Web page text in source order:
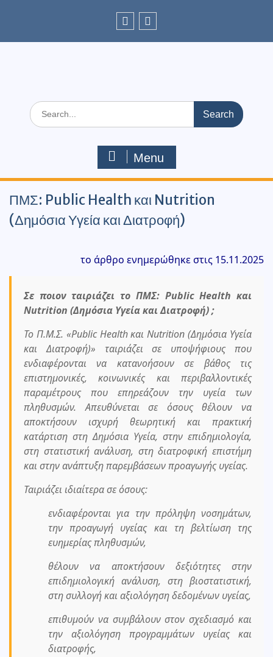
Search
for:
Menu
ΠΜΣ: Public Health και Nutrition
(Δημόσια Υγεία και Διατροφή)
το άρθρο ενημερώθηκε στις 15.11.2025
Σε ποιον ταιριάζει το ΠΜΣ: Public Health και
Nutrition (Δημόσια Υγεία και Διατροφή) ;
Το Π.Μ.Σ. «Public Health και Nutrition (Δημόσια Υγεία
και Διατροφή)» ταιριάζει σε υποψήφιους που
ενδιαφέρονται να κατανοήσουν σε βάθος τις
επιστημονικές, κοινωνικές και περιβαλλοντικές
παραμέτρους που επηρεάζουν την υγεία των
πληθυσμών. Απευθύνεται σε όσους θέλουν να
αποκτήσουν ισχυρή θεωρητική και πρακτική
κατάρτιση στη Δημόσια Υγεία, στην επιδημιολογία,
στη στατιστική ανάλυση, στη διατροφική επιστήμη
και στην ανάπτυξη παρεμβάσεων προαγωγής υγείας.
Ταιριάζει ιδιαίτερα σε όσους:
ενδιαφέρονται για την πρόληψη νοσημάτων,
την προαγωγή υγείας και τη βελτίωση της
ευημερίας πληθυσμών,
θέλουν να αποκτήσουν δεξιότητες στην
επιδημιολογική ανάλυση, στη βιοστατιστική,
στη συλλογή και αξιολόγηση δεδομένων υγείας,
επιθυμούν να συμβάλουν στον σχεδιασμό και
την αξιολόγηση προγραμμάτων υγείας και
διατροφής,